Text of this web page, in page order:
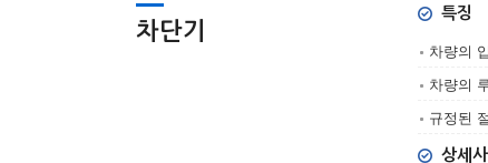
차단기
특징
차량의
차량의
규정된
상세